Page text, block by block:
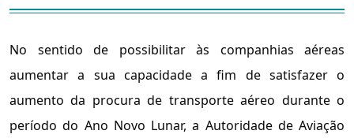
No sentido de possibilitar às companhias aéreas
aumentar a sua capacidade a fim de satisfazer o
aumento da procura de transporte aéreo durante o
período do Ano Novo Lunar, a Autoridade de Aviação